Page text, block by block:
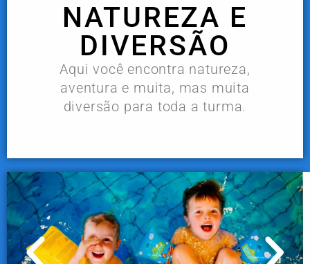
NATUREZA E
DIVERSÃO
Aqui você encontra natureza,
aventura e muita, mas muita
diversão para toda a turma.